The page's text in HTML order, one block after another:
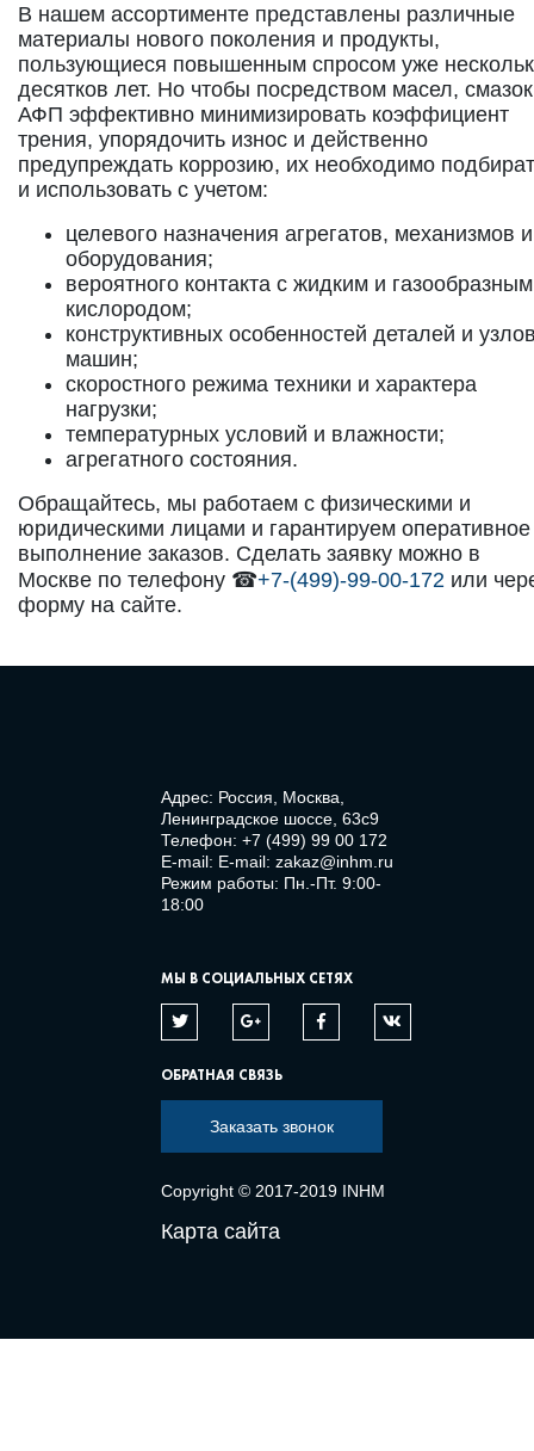
В нашем ассортименте представлены различные
материалы нового поколения и продукты,
пользующиеся повышенным спросом уже
десятков лет. Но чтобы посредством масел,
АФП эффективно минимизировать коэффициент
трения, упорядочить износ и действенно
предупреждать коррозию, их необходимо
и использовать с учетом:
целевого назначения агрегатов, механизмов и
оборудования;
вероятного контакта с жидким и газообразным
кислородом;
конструктивных особенностей деталей и
машин;
скоростного режима техники и характера
нагрузки;
температурных условий и влажности;
агрегатного состояния.
Обращайтесь, мы работаем с физическими и
юридическими лицами и гарантируем оперативное
выполнение заказов. Сделать заявку можно в
Москве по телефону ☎+7-(499)-99-00-172 или
форму на сайте.
Адрес: Россия, Москва,
Ленинградское шоссе, 63с9
Телефон: +7 (499) 99 00 172
E-mail: E-mail: zakaz@inhm.ru
Режим работы: Пн.-Пт. 9:00-
18:00
МЫ В СОЦИАЛЬНЫХ СЕТЯХ
ОБРАТНАЯ СВЯЗЬ
Заказать звонок
Copyright © 2017-2019 INHM
Карта сайта